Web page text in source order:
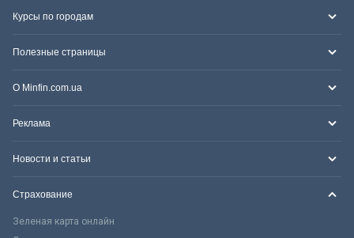
Курсы по городам
Полезные страницы
О Minfin.com.ua
Реклама
Новости и статьи
Страхование
Зеленая карта онлайн